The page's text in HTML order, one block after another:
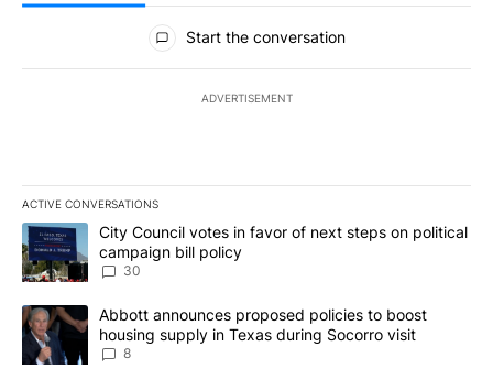
All Comments
Start the conversation
ADVERTISEMENT
ACTIVE CONVERSATIONS
The following is a list of the most commented articles in the last
A trending article titled "City Council votes in favor of next
City Council votes in favor of next steps on political
campaign bill policy
30
A trending article titled "Abbott announces proposed policies to
Abbott announces proposed policies to boost
housing supply in Texas during Socorro visit
8